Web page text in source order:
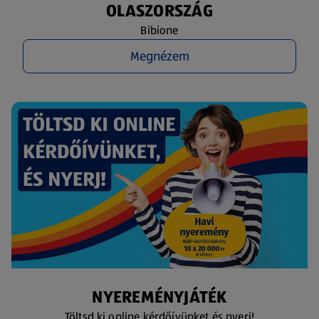
OLASZORSZÁG
Bibione
Megnézem
NYEREMÉNYJÁTÉK